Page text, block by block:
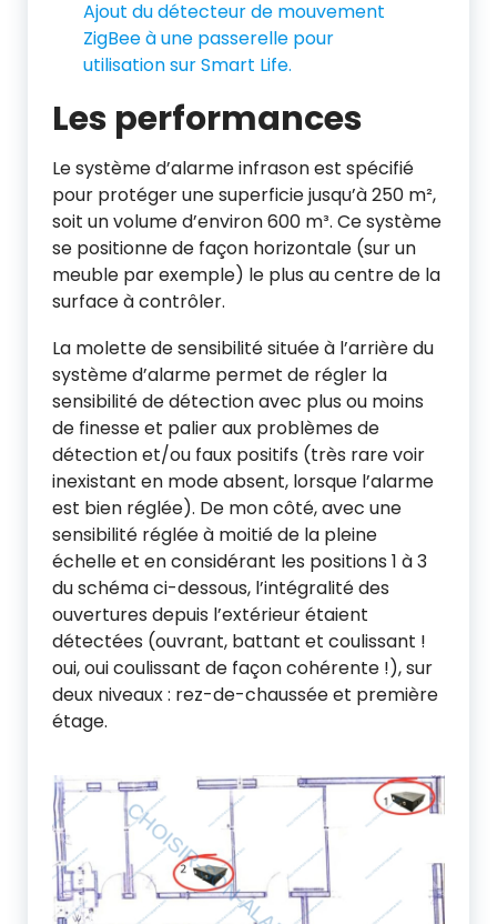
Ajout du détecteur de mouvement
ZigBee à une passerelle pour
utilisation sur Smart Life.
Les performances
Le système d’alarme infrason est spécifié
pour protéger une superficie jusqu’à 250 m²,
soit un volume d’environ 600 m³. Ce système
se positionne de façon horizontale (sur un
meuble par exemple) le plus au centre de la
surface à contrôler.
La molette de sensibilité située à l’arrière du
système d’alarme permet de régler la
sensibilité de détection avec plus ou moins
de finesse et palier aux problèmes de
détection et/ou faux positifs (très rare voir
inexistant en mode absent, lorsque l’alarme
est bien réglée). De mon côté, avec une
sensibilité réglée à moitié de la pleine
échelle et en considérant les positions 1 à 3
du schéma ci-dessous, l’intégralité des
ouvertures depuis l’extérieur étaient
détectées (ouvrant, battant et coulissant !
oui, oui coulissant de façon cohérente !), sur
deux niveaux : rez-de-chaussée et première
étage.